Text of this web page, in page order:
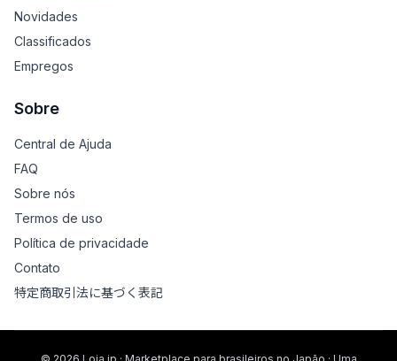
Novidades
Classificados
Empregos
Sobre
Central de Ajuda
FAQ
Sobre nós
Termos de uso
Política de privacidade
Contato
特定商取引法に基づく表記